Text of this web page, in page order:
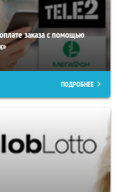
заказа с помощью
ПОДРОБНЕЕ